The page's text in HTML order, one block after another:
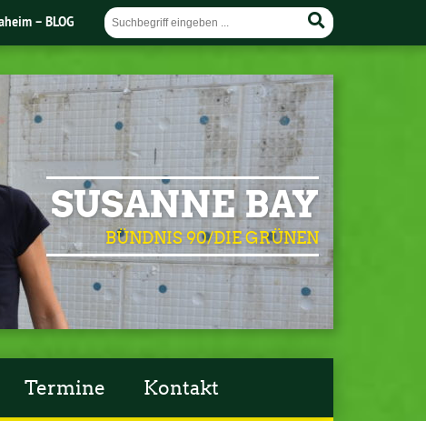
– BLOG
SUSANNE BAY
BÜNDNIS 90/DIE GRÜNEN
Termine Kontakt